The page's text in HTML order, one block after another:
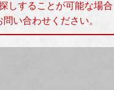
しすることが可能な場合
い合わせください。